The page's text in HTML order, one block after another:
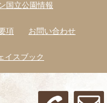
国立公園情報
項 お問い合わせ
イスブック